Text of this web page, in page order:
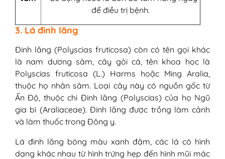
để điều trị bệnh.
3. Lá đinh lăng
Đinh lăng (Polyscias fruticosa) còn có tên gọi khác
là nam dương sâm, cây gỏi cá, tên khoa học là
Polyscias fruticosa (L.) Harms hoặc Ming Aralia,
thuộc họ nhân sâm. Loại cây này có nguồn gốc từ
Ấn Độ, thuộc chi Đinh lăng (Polyscias) của họ Ngũ
gia bì (Araliaceae). Đinh lăng được trồng làm cảnh
và làm thuốc trong Đông y.
Lá đinh lăng bóng màu xanh đậm, các lá có hình
dạng khác nhau từ hình trứng hẹp đến hình mũi mác